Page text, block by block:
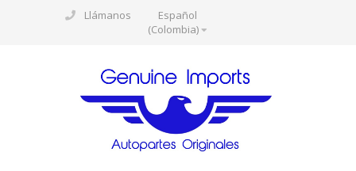
Llámanos
Español
(Colombia)